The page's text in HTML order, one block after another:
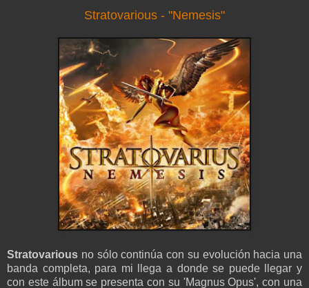
Stratovarious - "Nemesis"
Stratovarious no sólo continúa con su evolución hacia una
banda completa, para mi llega a donde se puede llegar y
con este álbum se presenta con su 'Magnus Opus', con una